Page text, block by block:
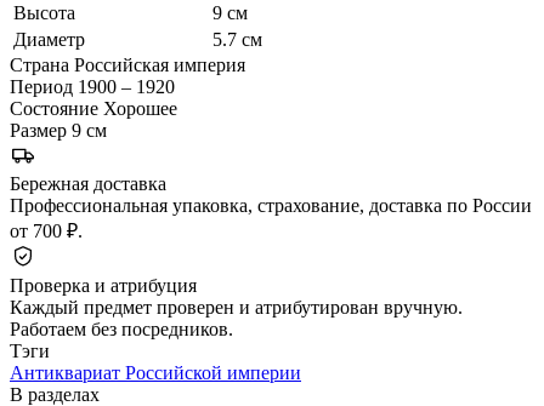
Высота
9 см
Диаметр
5.7 см
Страна Российская империя
Период 1900 – 1920
Состояние Хорошее
Размер 9 см
Бережная доставка
Профессиональная упаковка, страхование, доставка по России
от 700 ₽.
Проверка и атрибуция
Каждый предмет проверен и атрибутирован вручную.
Работаем без посредников.
Тэги
Антиквариат Российской империи
В разделах